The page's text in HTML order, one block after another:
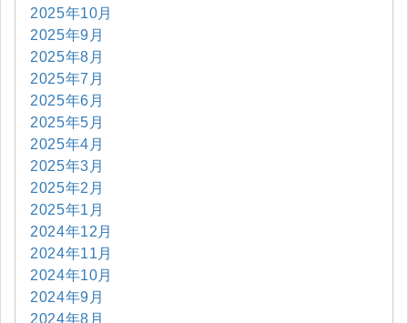
2025年10月
2025年9月
2025年8月
2025年7月
2025年6月
2025年5月
2025年4月
2025年3月
2025年2月
2025年1月
2024年12月
2024年11月
2024年10月
2024年9月
2024年8月